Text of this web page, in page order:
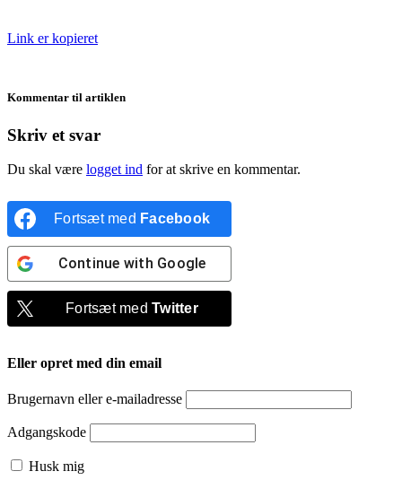
Link er kopieret
Kommentar til artiklen
Skriv et svar
Du skal være logget ind for at skrive en kommentar.
Fortsæt med Facebook
Continue with Google
Fortsæt medTwitter
Eller opret med din email
Brugernavn eller e-mailadresse
Adgangskode
Husk mig